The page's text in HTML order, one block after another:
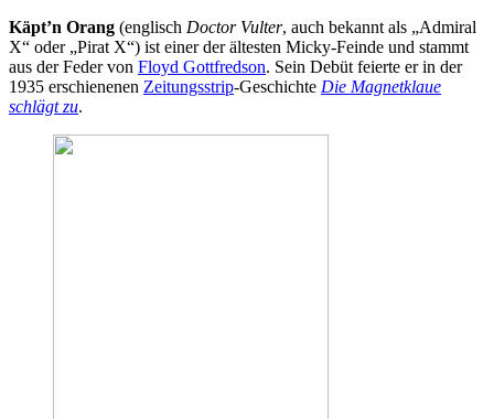
Käpt’n Orang (englisch Doctor Vulter, auch bekannt als „Admiral
X“ oder „Pirat X“) ist einer der ältesten Micky-Feinde und stammt
aus der Feder von Floyd Gottfredson. Sein Debüt feierte er in der
1935 erschienenen Zeitungsstrip-Geschichte Die Magnetklaue
schlägt zu.